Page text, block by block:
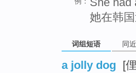
她在韩国
词组短语 同
a jolly dog
[